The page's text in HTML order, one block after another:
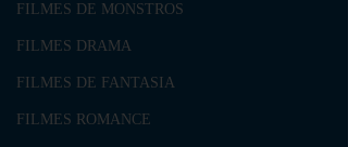
FILMES DE MONSTROS
FILMES DRAMA
FILMES DE FANTASIA
FILMES ROMANCE